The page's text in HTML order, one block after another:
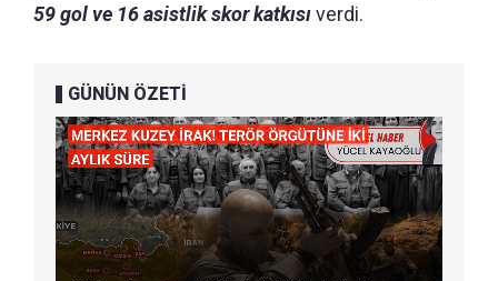
59 gol ve 16 asistlik skor katkısıverdi.
GÜNÜN ÖZETİ